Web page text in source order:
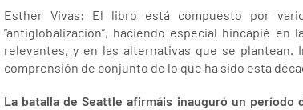
Esther Vivas: El libro está compuesto por
“antiglobalización”, haciendo especial hincapié
relevantes, y en las alternativas que se
comprensión de conjunto de lo que ha sido esta
La batalla de Seattle afirmáis inauguró un